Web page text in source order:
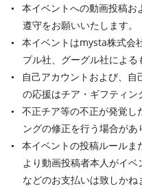
本イベントへの動画投稿
遵守をお願いいたします。
本イベントはmysta株式会
プル社、グーグル社による
自己アカウントおよび、
の応援はチア・ギフティン
不正チア等の不正が発覚し
ングの修正を行う場合があ
本イベントの投稿ルール
より動画投稿者本人がイ
などのお支払いは致しかね